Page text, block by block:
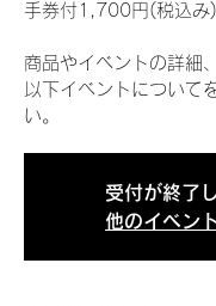
手券付1,700円(税込み)
商品やイベントの詳細
以下イベントについて
い。
受付が終了
他のイベン